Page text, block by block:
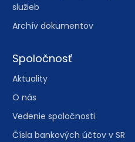
služieb
Archív dokumentov
Spoločnosť
Aktuality
O nás
Vedenie spoločnosti
Čísla bankových účtov v SR